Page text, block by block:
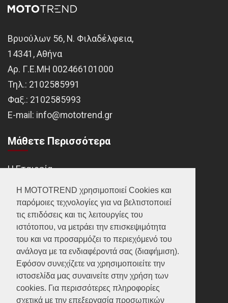
Η MOTOTREND χρησιμοποιεί Cookies και
παρόμοιες τεχνολογίες για να βελτιστοποιεί
τις επιδόσεις και τις λειτουργίες του
ιστότοπου, να μετράει την επισκεψιμότητα
του και να προσαρμόζει το περιεχόμενό του
ανάλογα με τα ενδιαφέροντά σας (διαφήμιση).
Εφόσον συνεχίζετε να χρησιμοποιείτε την
ιστοσελίδα μας συναινείτε στην χρήση των
cookies. Για περισσότερες πληροφορίες
σχετικά με την επεξεργασία προσωπικών
Βρυούλων 56, Ν. Φιλαδέλφεια,
14341, Αθήνα
Αρ. Γ.Ε.ΜΗ 002466101000
Τηλ.: 2102585991
Φαξ.: 2102585993
Ε-mail: info@mototrend.gr
Μάθετε Περισσότερα
Η Εταιρεία
Brands
Νέα
Οικονομικά στοιχεία
Υποστήριξη
Επικοινωνία